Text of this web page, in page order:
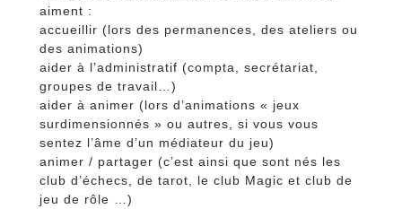
aiment :
accueillir (lors des permanences, des ateliers ou
des animations)
aider à l’administratif (compta, secrétariat,
groupes de travail…)
aider à animer (lors d’animations « jeux
surdimensionnés » ou autres, si vous vous
sentez l’âme d’un médiateur du jeu)
animer / partager (c’est ainsi que sont nés les
club d’échecs, de tarot, le club Magic et club de
jeu de rôle …)